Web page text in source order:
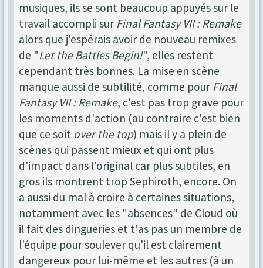
musiques, ils se sont beaucoup appuyés sur le
travail accompli surFinal Fantasy VII : Remake
alors que j'espérais avoir de nouveau remixes
de "Let the Battles Begin!", elles restent
cependant très bonnes. La mise en scène
manque aussi de subtilité, comme pourFinal
Fantasy VII : Remake, c'est pas trop grave pour
les moments d'action (au contraire c'est bien
que ce soit over the top) mais il y a plein de
scènes qui passent mieux et qui ont plus
d'impact dans l'original car plus subtiles, en
gros ils montrent trop Sephiroth, encore. On
a aussi du mal à croire à certaines situations,
notamment avec les "absences" de Cloud où
il fait des dingueries et t'as pas un membre de
l'équipe pour soulever qu'il est clairement
dangereux pour lui-même et les autres (à un